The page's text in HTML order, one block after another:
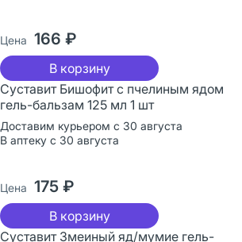
Цена 166 ₽
В корзину
Суставит Бишофит с пчелиным ядом
гель-бальзам 125 мл 1 шт
Доставим курьером с 30 августа
В аптеку с 30 августа
Цена 175 ₽
В корзину
Суставит Змеиный яд/мумие гель-